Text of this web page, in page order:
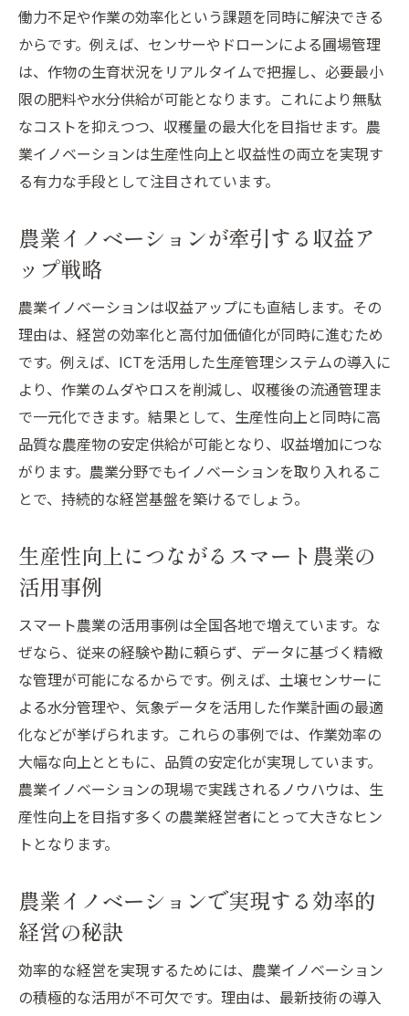
この農業イノベーション事例が未来を変える
農業イノベーション事例が導く未来への展
望
生産性向上と収益創出のイノベーション効
果
農業イノベーションが創る次世代の農業像
略
未来を切り拓く農業イノベーションの条件
農業イノベーション事例で描く新しい農業
の可能性
働力不足や作業の効率化という課題を同時に解決できる
からです。例えば、センサーやドローンによる圃場管理
は、作物の生育状況をリアルタイムで把握し、必要最小
限の肥料や水分供給が可能となります。これにより無駄
なコストを抑えつつ、収穫量の最大化を目指せます。農
業イノベーションは生産性向上と収益性の両立を実現す
る有力な手段として注目されています。
農業イノベーションが牽引する収益ア
ップ戦略
農業イノベーションは収益アップにも直結します。その
理由は、経営の効率化と高付加価値化が同時に進むため
です。例えば、ICTを活用した生産管理システムの導入に
より、作業のムダやロスを削減し、収穫後の流通管理ま
で一元化できます。結果として、生産性向上と同時に高
品質な農産物の安定供給が可能となり、収益増加につな
がります。農業分野でもイノベーションを取り入れるこ
とで、持続的な経営基盤を築けるでしょう。
生産性向上につながるスマート農業の
活用事例
スマート農業の活用事例は全国各地で増えています。な
ぜなら、従来の経験や勘に頼らず、データに基づく精緻
な管理が可能になるからです。例えば、土壌センサーに
よる水分管理や、気象データを活用した作業計画の最適
化などが挙げられます。これらの事例では、作業効率の
大幅な向上とともに、品質の安定化が実現しています。
農業イノベーションの現場で実践されるノウハウは、生
産性向上を目指す多くの農業経営者にとって大きなヒン
トとなります。
農業イノベーションで実現する効率的
経営の秘訣
効率的な経営を実現するためには、農業イノベーション
の積極的な活用が不可欠です。理由は、最新技術の導入